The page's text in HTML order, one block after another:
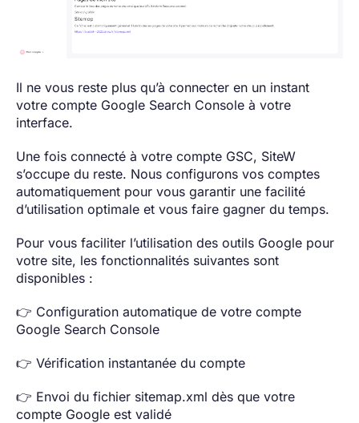
Il ne vous reste plus qu’à connecter en un instant
votre compte Google Search Console à votre
interface.
Une fois connecté à votre compte GSC, SiteW
s’occupe du reste. Nous configurons vos comptes
automatiquement pour vous garantir une facilité
d’utilisation optimale et vous faire gagner du temps.
Pour vous faciliter l’utilisation des outils Google pour
votre site, les fonctionnalités suivantes sont
disponibles :
👉 Configuration automatique de votre compte
Google Search Console
👉 Vérification instantanée du compte
👉 Envoi du fichier sitemap.xml dès que votre
compte Google est validé